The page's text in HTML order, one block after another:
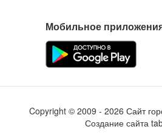
Мобильное
Copyright © 2009 - 2026 Сайт
Создание сайта